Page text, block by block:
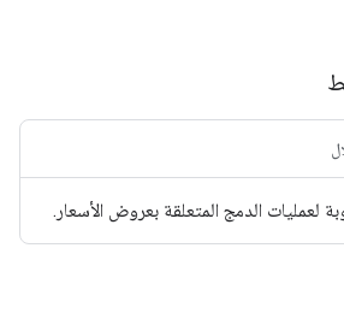
الدمج المتعلقة بعروض الأسعار.